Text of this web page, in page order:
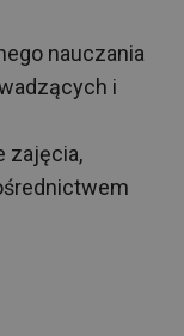
nauczania
i
zajęcia,